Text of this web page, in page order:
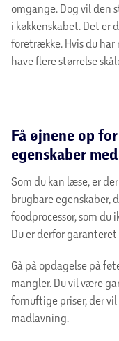
omgange. Dog vil den
i køkkenskabet. Det er
foretrække. Hvis du har
have flere størrelse
Få øjnene op
egenskaber
Som du kan læse, er
brugbare egenskaber,
foodprocessor, som du
Du er derfor
Gå på opdagelse på
mangler. Du vil være
fornuftige priser, der
madlavning.